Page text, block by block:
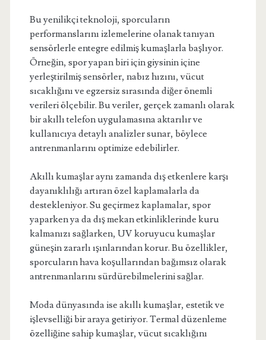
Bu yenilikçi teknoloji, sporcuların
performanslarını izlemelerine olanak tanıyan
sensörlerle entegre edilmiş kumaşlarla başlıyor.
Örneğin, spor yapan biri için giysinin içine
yerleştirilmiş sensörler, nabız hızını, vücut
sıcaklığını ve egzersiz sırasında diğer önemli
verileri ölçebilir. Bu veriler, gerçek zamanlı olarak
bir akıllı telefon uygulamasına aktarılır ve
kullanıcıya detaylı analizler sunar, böylece
antrenmanlarını optimize edebilirler.
Akıllı kumaşlar aynı zamanda dış etkenlere karşı
dayanıklılığı artıran özel kaplamalarla da
destekleniyor. Su geçirmez kaplamalar, spor
yaparken ya da dış mekan etkinliklerinde kuru
kalmanızı sağlarken, UV koruyucu kumaşlar
güneşin zararlı ışınlarından korur. Bu özellikler,
sporcuların hava koşullarından bağımsız olarak
antrenmanlarını sürdürebilmelerini sağlar.
Moda dünyasında ise akıllı kumaşlar, estetik ve
işlevselliği bir araya getiriyor. Termal düzenleme
özelliğine sahip kumaşlar, vücut sıcaklığını